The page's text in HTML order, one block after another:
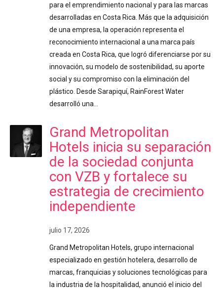
para el emprendimiento nacional y para las marcas
desarrolladas en Costa Rica. Más que la adquisición
de una empresa, la operación representa el
reconocimiento internacional a una marca país
creada en Costa Rica, que logró diferenciarse por su
innovación, su modelo de sostenibilidad, su aporte
social y su compromiso con la eliminación del
plástico. Desde Sarapiquí, RainForest Water
desarrolló una…
Grand Metropolitan
Hotels inicia su separación
de la sociedad conjunta
con VZB y fortalece su
estrategia de crecimiento
independiente
julio 17, 2026
Grand Metropolitan Hotels, grupo internacional
especializado en gestión hotelera, desarrollo de
marcas, franquicias y soluciones tecnológicas para
la industria de la hospitalidad, anunció el inicio del